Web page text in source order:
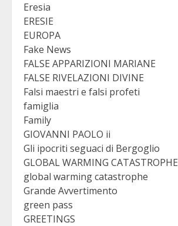
Eresia
ERESIE
EUROPA
Fake News
FALSE APPARIZIONI MARIANE
FALSE RIVELAZIONI DIVINE
Falsi maestri e falsi profeti
famiglia
Family
GIOVANNI PAOLO ii
Gli ipocriti seguaci di Bergoglio
GLOBAL WARMING CATASTROPHE
global warming catastrophe
Grande Avvertimento
green pass
GREETINGS